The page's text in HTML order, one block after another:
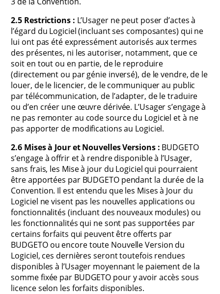
2.5 Restrictions : L’Usager ne peut poser d’actes à
l’égard du Logiciel (incluant ses composantes) qui ne
lui ont pas été expressément autorisés aux termes
des présentes, ni les autoriser, notamment, que ce
soit en tout ou en partie, de le reproduire
(directement ou par génie inversé), de le vendre, de le
louer, de le licencier, de le communiquer au public
par télécommunication, de l’adapter, de le traduire
ou d’en créer une œuvre dérivée. L’Usager s’engage à
ne pas remonter au code source du Logiciel et à ne
pas apporter de modifications au Logiciel.
2.6 Mises à Jour et Nouvelles Versions : BUDGETO
s’engage à offrir et à rendre disponible à l’Usager,
sans frais, les Mise à jour du Logiciel qui pourraient
être apportées par BUDGETO pendant la durée de la
Convention. Il est entendu que les Mises à Jour du
Logiciel ne visent pas les nouvelles applications ou
fonctionnalités (incluant des nouveaux modules) ou
les fonctionnalités qui ne sont pas supportées par
certains forfaits qui peuvent être offerts par
BUDGETO ou encore toute Nouvelle Version du
Logiciel, ces dernières seront toutefois rendues
disponibles à l’Usager moyennant le paiement de la
somme fixée par BUDGETO pour y avoir accès sous
licence selon les forfaits disponibles.